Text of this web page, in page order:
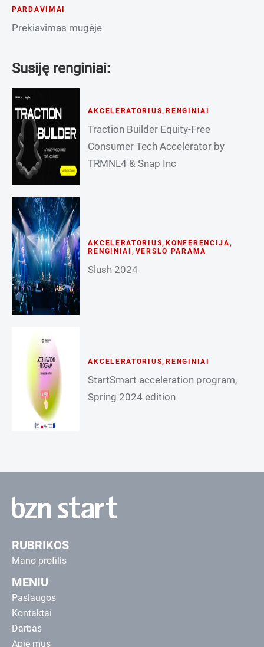
PARDAVIMAI
Prekiavimas mugėje
Susiję renginiai:
AKCELERATORIUS, RENGINIAI
Traction Builder Equity-Free
Consumer Tech Accelerator by
TRMNL4 & Snap Inc
AKCELERATORIUS, KONFERENCIJA,
RENGINIAI , VERSLO PARAMA
Slush 2024
AKCELERATORIUS, RENGINIAI
StartSmart acceleration program,
Spring 2024 edition
RUBRIKOS
Mano profilis
MENIU
Paslaugos
Kontaktai
Darbas
Apie mus